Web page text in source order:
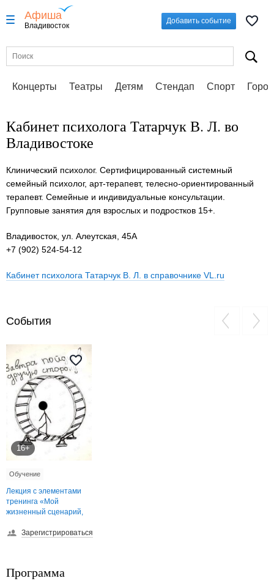
Афиша
Владивосток
Добавить событие
Концерты Театры Детям Стендап Спорт
Кабинет психолога Татарчук В. Л. во
Владивостоке
Клинический психолог. Сертифицированный системный
семейный психолог, арт-терапевт, телесно-ориентированный
терапевт. Семейные и индивидуальные консультации.
Групповые занятия для взрослых и подростков 15+.
Владивосток, ул. Алеутская, 45А
+7 (902) 524-54-12
Кабинет психолога Татарчук В. Л. в справочнике VL.ru
События
16+
Обучение
Лекция с элементами
тренинга «Мой
жизненный сценарий,
Зарегистрироваться
Программа